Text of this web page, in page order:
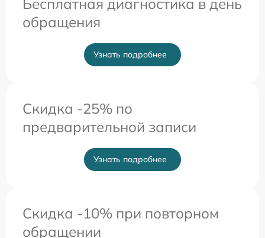
Бесплатная диагностика в день
обращения
Узнать подробнее
Скидка -25% по
предварительной записи
Узнать подробнее
Скидка -10% при повторном
обращении